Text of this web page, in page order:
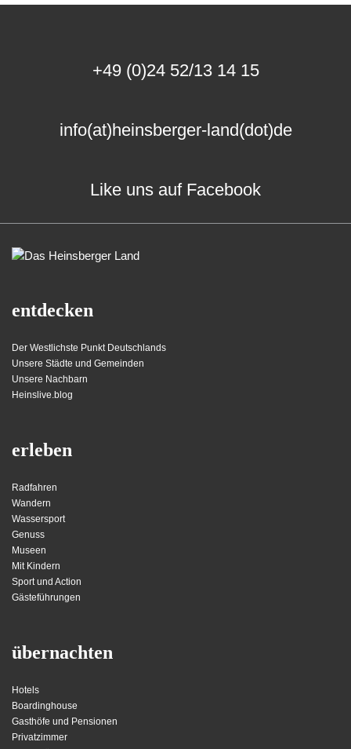
+49 (0)24 52/13 14 15
info(at)heinsberger-land(dot)de
Like uns auf Facebook
entdecken
Der Westlichste Punkt Deutschlands
Unsere Städte und Gemeinden
Unsere Nachbarn
Heinslive.blog
erleben
Radfahren
Wandern
Wassersport
Genuss
Museen
Mit Kindern
Sport und Action
Gästeführungen
übernachten
Hotels
Boardinghouse
Gasthöfe und Pensionen
Privatzimmer